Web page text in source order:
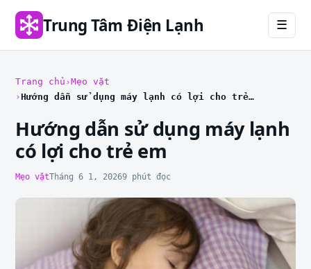
Trung Tâm Điện Lạnh ☰
Trang chủ Mẹo vặt
Hướng dẫn sử dụng máy lạnh có lợi cho trẻ em
Hướng dẫn sử dụng máy lạnh
có lợi cho trẻ em
Mẹo vặtTháng 6 1, 20269 phút đọc